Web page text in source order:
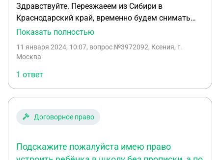
Здравствуйте. Перезжаеем из Сибири в
Краснодарский край, временно будем снимать
жилье, прописку сделатт не можем в
Примут ли его в школу без прописки в
Показать полностью
11 января 2024, 10:07, вопрос №3972092, Ксения, г.
Москва
1 ответ
Договорное право
Подскажите пожалуйста имею право